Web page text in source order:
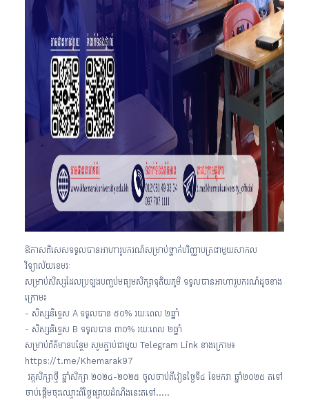
ឱកាសពិសេសទទួលបានអាហារូបករណ៍សម្រាប់ថ្នាក់បរិញ្ញាបត្រជាមួយសាកល
វិទ្យាល័យខេមរៈ
សម្រាប់សិស្សដែលប្រឡងបញ្ចប់មធ្យមសិក្សាទុតិយភូមិ ទទួលបានអាហារូបករណ៍ដូចខាង
ក្រោម៖
- សិស្សនិទ្ទេស A ទទួលបាន ៥០% រយៈពេល ២ឆ្នាំ
- សិស្សនិទ្ទេស B ទទួលបាន ៣០% រយៈពេល ២ឆ្នាំ
សម្រាប់ព័ត៌មានបន្ថែម សូមភ្ជាប់ជាមួយ Telegram Link ខាងក្រោម៖
https://t.me/Khemarak97
វគ្កសិក្សាថ្មី ឆ្នាំសិក្សា ២០២៤-២០២៥ ចូលចាប់ពីរៀនថ្ងៃទី៤ ខែមករា ឆ្នាំ២០២៥ តទៅ
ចាប់ផ្តើមចុះឈ្មោះពីថ្ងៃផ្សាយដំណឹងនេះតទៅ.....